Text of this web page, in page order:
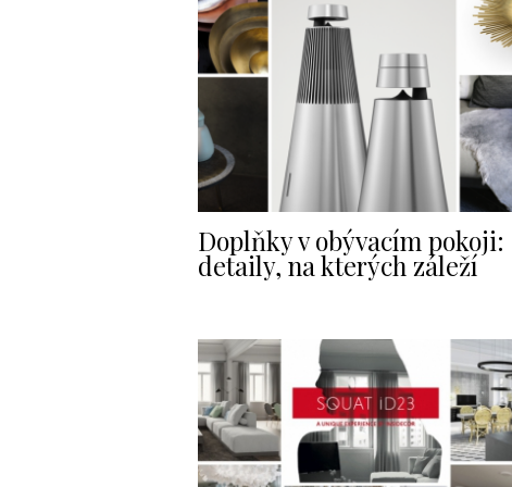
Doplňky v obývacím pokoji:
detaily, na kterých záleží